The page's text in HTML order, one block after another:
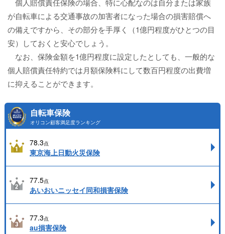
個人賠償責任保険の場合、特に心配なのは自分または家族
が自転車による交通事故の加害者になった場合の損害賠償へ
の備えですから、その部分を手厚く（1億円程度がひとつの目
安）しておくと安心でしょう。
なお、保険金額を1億円程度に設定したとしても、一般的な
個人賠償責任特約では月額保険料にして数百円程度の出費増
に抑えることができます。
自転車保険
オリコン顧客満足度ランキング
78.3点
東京海上日動火災保険
77.5点
あいおいニッセイ同和損害保険
77.3点
au損害保険